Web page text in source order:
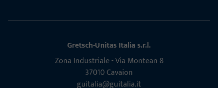
Gretsch-Unitas Italia s.r.l.
Zona Indu­s­triale - Via Mon­tean 8
37010 Cavaion
guitalia@guitalia.it